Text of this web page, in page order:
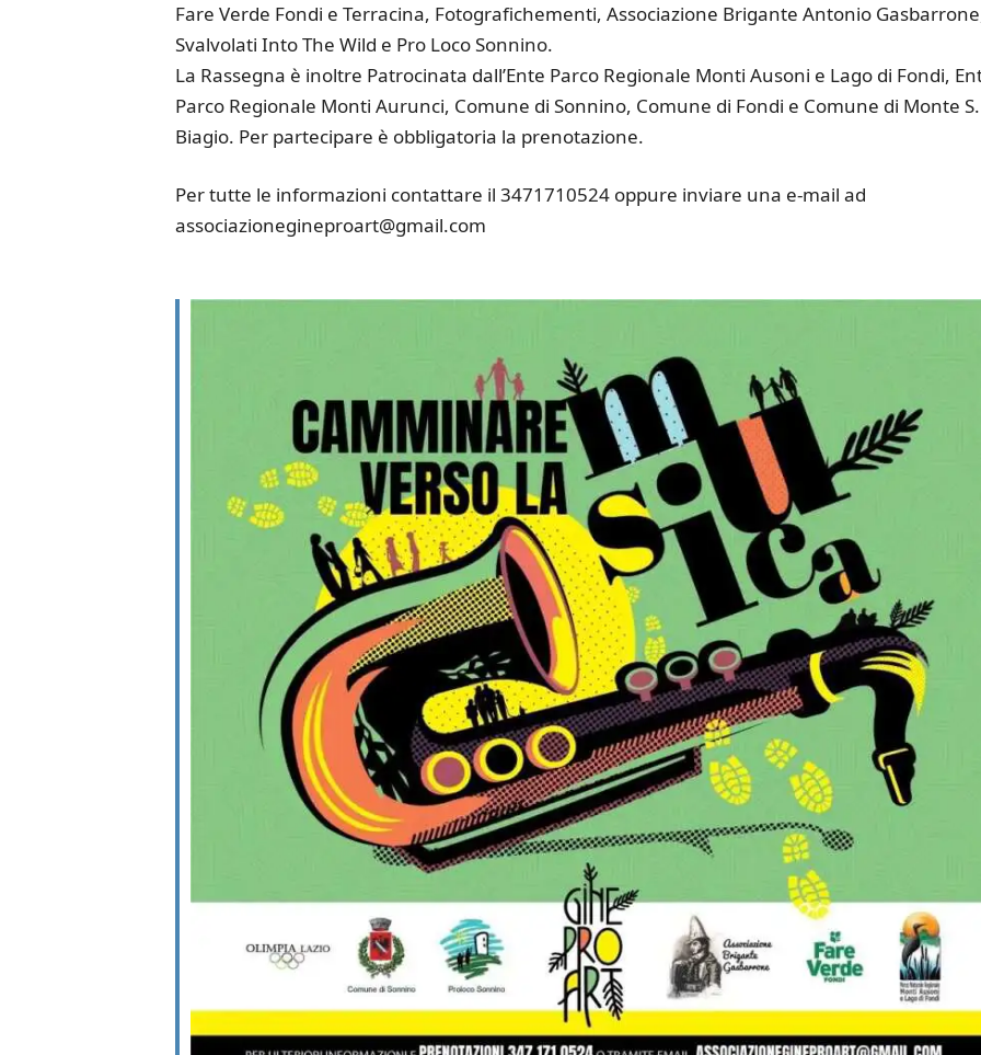
Fare Verde Fondi e Terracina, Fotografichementi, Associazione Brigante Antonio
Svalvolati Into The Wild e Pro Loco Sonnino.
La Rassegna è inoltre Patrocinata dall’Ente Parco Regionale Monti Ausoni e Lago di Fondi,
Parco Regionale Monti Aurunci, Comune di Sonnino, Comune di Fondi e Comune di Monte S.
Biagio. Per partecipare è obbligatoria la prenotazione.
Per tutte le informazioni contattare il 3471710524 oppure inviare una e-mail ad
associazionegineproart@gmail.com